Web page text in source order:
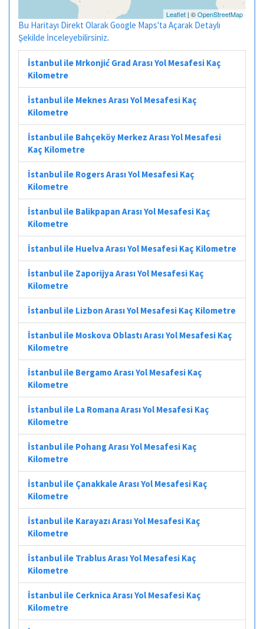
Leaflet | ©OpenStreetMap
Bu Haritayı Direkt Olarak Google Maps'ta Açarak Detaylı
Şekilde İnceleyebilirsiniz.
İstanbul ile Mrkonjić Grad Arası Yol Mesafesi Kaç
Kilometre
İstanbul ile Meknes Arası Yol Mesafesi Kaç
Kilometre
İstanbul ile Bahçeköy Merkez Arası Yol Mesafesi
Kaç Kilometre
İstanbul ile Rogers Arası Yol Mesafesi Kaç
Kilometre
İstanbul ile Balikpapan Arası Yol Mesafesi Kaç
Kilometre
İstanbul ile Huelva Arası Yol Mesafesi Kaç Kilometre
İstanbul ile Zaporijya Arası Yol Mesafesi Kaç
Kilometre
İstanbul ile Lizbon Arası Yol Mesafesi Kaç Kilometre
İstanbul ile Moskova Oblastı Arası Yol Mesafesi Kaç
Kilometre
İstanbul ile Bergamo Arası Yol Mesafesi Kaç
Kilometre
İstanbul ile La Romana Arası Yol Mesafesi Kaç
Kilometre
İstanbul ile Pohang Arası Yol Mesafesi Kaç
Kilometre
İstanbul ile Çanakkale Arası Yol Mesafesi Kaç
Kilometre
İstanbul ile Karayazı Arası Yol Mesafesi Kaç
Kilometre
İstanbul ile Trablus Arası Yol Mesafesi Kaç
Kilometre
İstanbul ile Cerknica Arası Yol Mesafesi Kaç
Kilometre